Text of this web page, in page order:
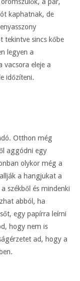
kaphatnak, de
sincs kőbe
legyen a
vacsora eleje a
időzíteni.
Otthon még
aggódni egy
olykor még a
a hangjukat a
székből és mindenki
abból, ha
egy papírra leírni
hogy nem is
ad, hogy a